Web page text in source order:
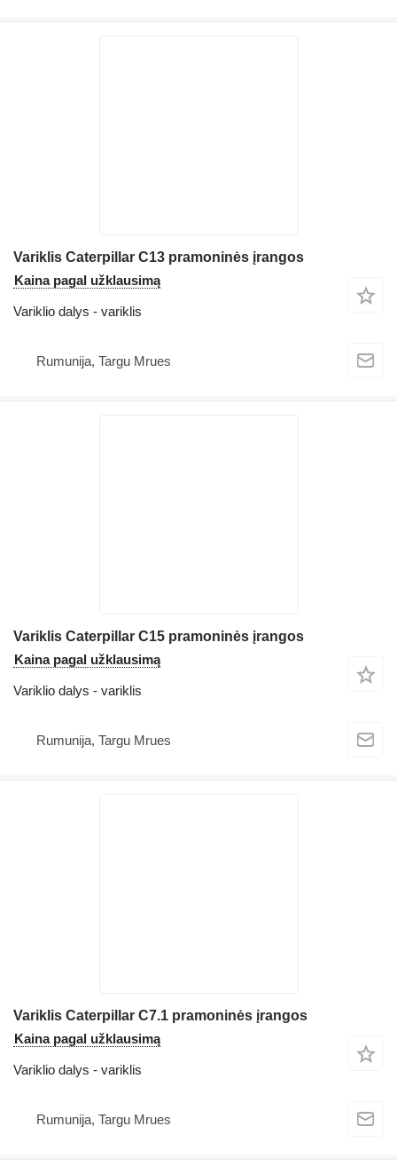
Variklis Caterpillar C13 pramoninės įrangos
Kaina pagal užklausimą
Variklio dalys - variklis
Rumunija, Targu Mrues
Variklis Caterpillar C15 pramoninės įrangos
Kaina pagal užklausimą
Variklio dalys - variklis
Rumunija, Targu Mrues
Variklis Caterpillar C7.1 pramoninės įrangos
Kaina pagal užklausimą
Variklio dalys - variklis
Rumunija, Targu Mrues